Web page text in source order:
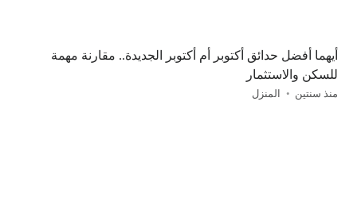
أيهما أفضل حدائق أكتوبر أم أكتوبر الجديدة.. مقارنة مهمة
للسكن والاستثمار
منذ سنتين المنزل